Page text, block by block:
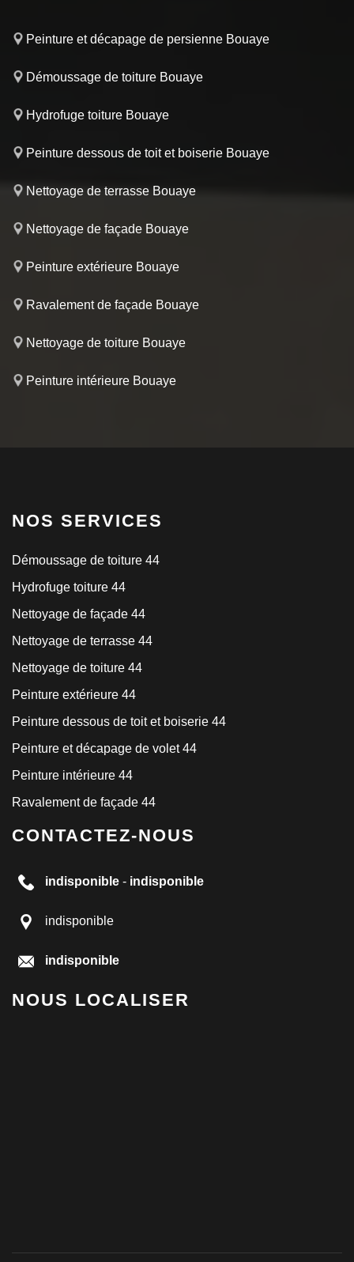
Peinture et décapage de persienne Bouaye
Démoussage de toiture Bouaye
Hydrofuge toiture Bouaye
Peinture dessous de toit et boiserie Bouaye
Nettoyage de terrasse Bouaye
Nettoyage de façade Bouaye
Peinture extérieure Bouaye
Ravalement de façade Bouaye
Nettoyage de toiture Bouaye
Peinture intérieure Bouaye
NOS SERVICES
Démoussage de toiture 44
Hydrofuge toiture 44
Nettoyage de façade 44
Nettoyage de terrasse 44
Nettoyage de toiture 44
Peinture extérieure 44
Peinture dessous de toit et boiserie 44
Peinture et décapage de volet 44
Peinture intérieure 44
Ravalement de façade 44
CONTACTEZ-NOUS
indisponible - indisponible
indisponible
indisponible
NOUS LOCALISER